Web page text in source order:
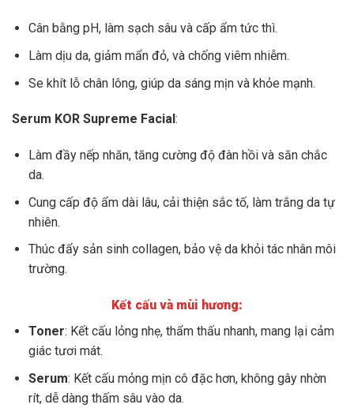
Cân bằng pH, làm sạch sâu và cấp ẩm tức thì.
Làm dịu da, giảm mẩn đỏ, và chống viêm nhiễm.
Se khít lỗ chân lông, giúp da sáng mịn và khỏe mạnh.
Serum KOR Supreme Facial :
Làm đầy nếp nhăn, tăng cường độ đàn hồi và săn chắc
da.
Cung cấp độ ẩm dài lâu, cải thiện sắc tố, làm trắng da tự
nhiên.
Thúc đẩy sản sinh collagen, bảo vệ da khỏi tác nhân môi
trường.
Kết cấu và mùi hương:
Toner: Kết cấu lỏng nhẹ, thẩm thấu nhanh, mang lại cảm
giác tươi mát.
Serum: Kết cấu mỏng mịn cô đặc hơn, không gây nhờn
rít, dễ dàng thấm sâu vào da.